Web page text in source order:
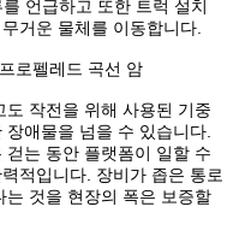
언급하고 또한 트럭 설치
거운 물체를 이동합니다.
로펠레드 곡선 암
작전을 위해 사용된 기중
애물을 넘을 수 있습니다.
는 동안 플랫폼이 일할 수
적입니다. 장비가 좁은 통로
것을 현장의 폭은 보증할